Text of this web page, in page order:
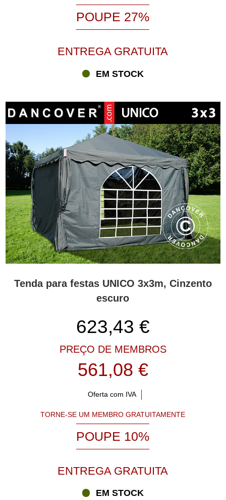
POUPE 27%
ENTREGA GRATUITA
EM STOCK
Tenda para festas UNICO 3x3m, Cinzento
escuro
623,43 €
PREÇO DE MEMBROS
561,08 €
Oferta com IVA
TORNE-SE UM MEMBRO GRATUITAMENTE
POUPE 10%
ENTREGA GRATUITA
EM STOCK